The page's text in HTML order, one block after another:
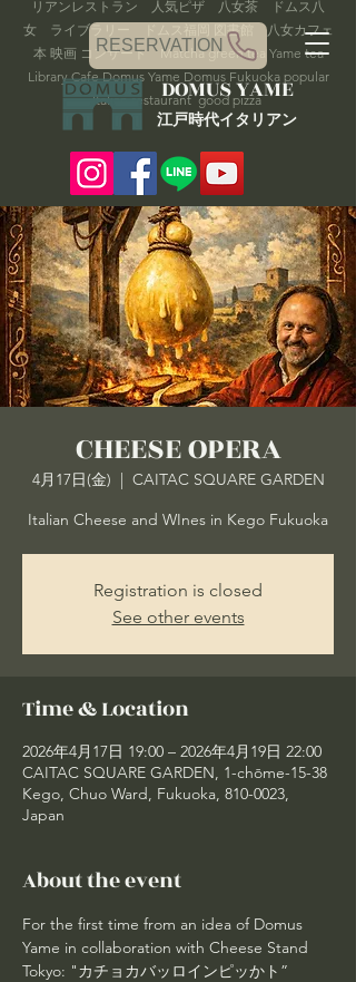
リアンレストラン 人気ピザ 八女茶 ドムス八
女 ライブラリー ドムス福岡 図書館 八女カフェ
本 映画 コンサート Matcha green tea Yame tea
Library Cafe Domus Yame Domus Fukuoka popular
Italian restaurant good pizza
DOMUS YAME
​​江戸時代イタリアン
RESERVATION
CHEESE OPERA
4月17日(金)
  |
CAITAC SQUARE GARDEN
Italian Cheese and WInes in Kego Fukuoka
Registration is closed
See other events
Time & Location
2026年4月17日 19:00 – 2026年4月19日 22:00
CAITAC SQUARE GARDEN, 1-chōme-15-38
Kego, Chuo Ward, Fukuoka, 810-0023,
Japan
About the event
For the first time from an idea of Domus
Yame in collaboration with Cheese Stand
Tokyo: "カチョカバッロインピッかト”